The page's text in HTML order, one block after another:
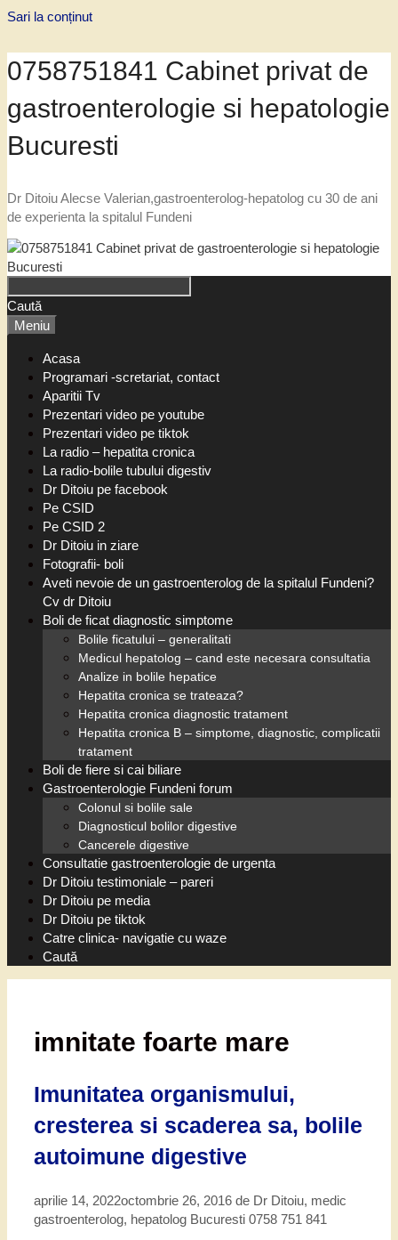
Sari la conținut
0758751841 Cabinet privat de
gastroenterologie si hepatologie
Bucuresti
Dr Ditoiu Alecse Valerian,gastroenterolog-hepatolog cu 30 de ani
de experienta la spitalul Fundeni
Caută
Meniu
Acasa
Programari -scretariat, contact
Aparitii Tv
Prezentari video pe youtube
Prezentari video pe tiktok
La radio – hepatita cronica
La radio-bolile tubului digestiv
Dr Ditoiu pe facebook
Pe CSID
Pe CSID 2
Dr Ditoiu in ziare
Fotografii- boli
Aveti nevoie de un gastroenterolog de la spitalul Fundeni?
Cv dr Ditoiu
Boli de ficat diagnostic simptome
Bolile ficatului – generalitati
Medicul hepatolog – cand este necesara consultatia
Analize in bolile hepatice
Hepatita cronica se trateaza?
Hepatita cronica diagnostic tratament
Hepatita cronica B – simptome, diagnostic, complicatii
tratament
Boli de fiere si cai biliare
Gastroenterologie Fundeni forum
Colonul si bolile sale
Diagnosticul bolilor digestive
Cancerele digestive
Consultatie gastroenterologie de urgenta
Dr Ditoiu testimoniale – pareri
Dr Ditoiu pe media
Dr Ditoiu pe tiktok
Catre clinica- navigatie cu waze
Caută
imnitate foarte mare
Imunitatea organismului,
cresterea si scaderea sa, bolile
autoimune digestive
aprilie 14, 2022octombrie 26, 2016 de Dr Ditoiu, medic
gastroenterolog, hepatolog Bucuresti 0758 751 841